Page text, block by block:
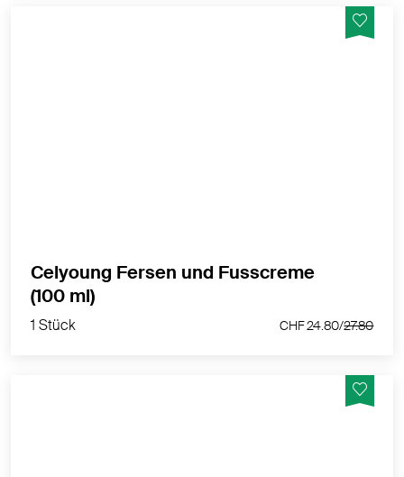
1 Stück
Celyoung Fersen und Fusscreme
(100 ml)
1 Stück CHF 24.80/27.80